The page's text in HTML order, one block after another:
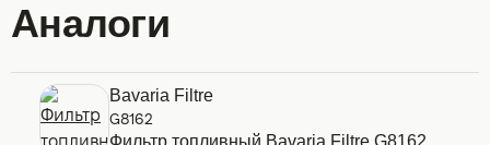
Аналоги
Bavaria Filtre
G8162
Фильтр топливный Bavaria Filtre G8162